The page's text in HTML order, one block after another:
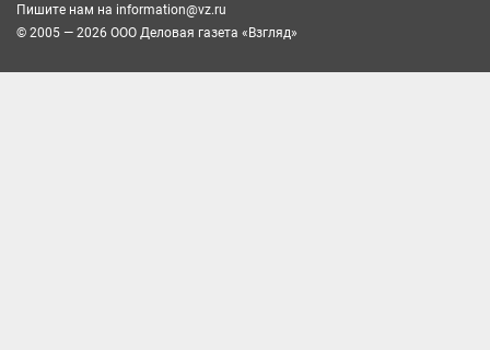
Пишите нам на information@vz.ru
© 2005 — 2026 ООО Деловая газета «Взгляд»